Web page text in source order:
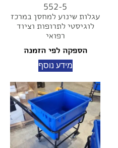
552-5
עגלות שינוע למחסן במרכז
לוגיסטי לתרופות וציוד
רפואי
הספקה לפי הזמנה
מידע נוסף